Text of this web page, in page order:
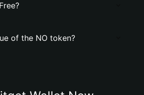
of the NO token?